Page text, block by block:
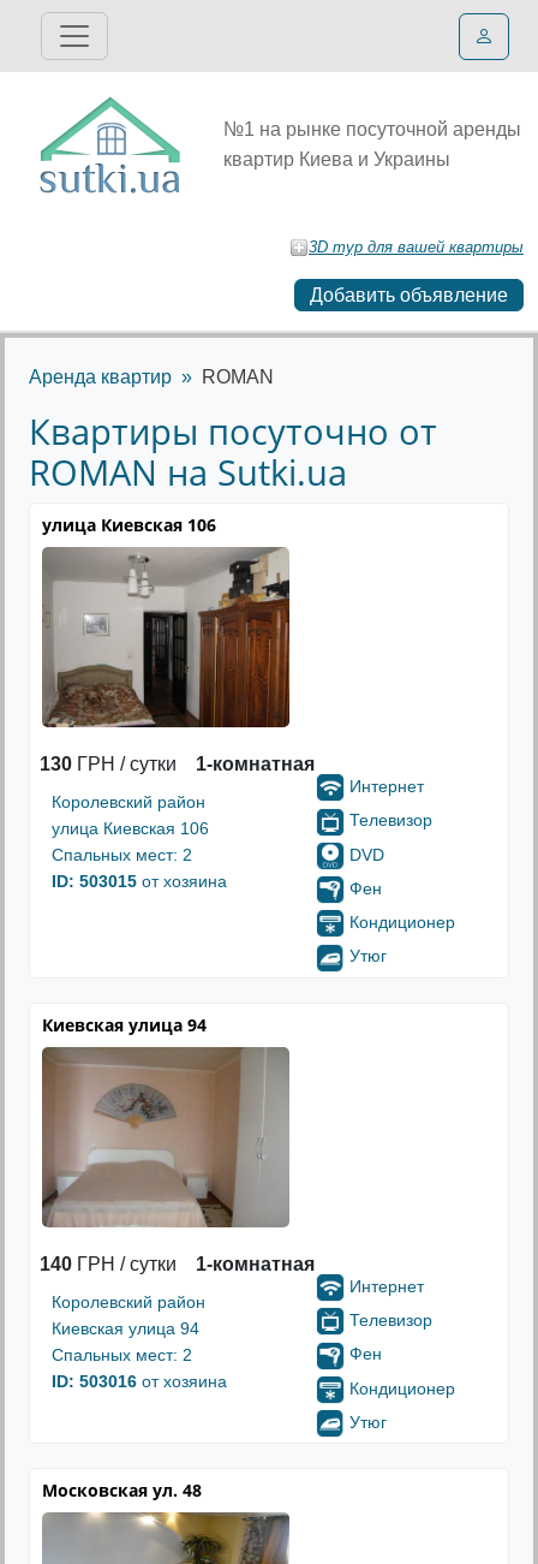
№1 на рынке посуточной аренды
квартир Киева и Украины
3D тур для вашей квартиры
Добавить объявление
Аренда квартир ROMAN
Квартиры посуточно от
ROMAN на Sutki.ua
улица Киевская 106
130 ГРН / сутки 1-комнатная
Королевский район
улица Киевская 106
Спальных мест: 2
ID: 503015 от хозяина
Интернет
Телевизор
DVD
Фен
Кондиционер
Утюг
Киевская улица 94
140 ГРН / сутки 1-комнатная
Королевский район
Киевская улица 94
Спальных мест: 2
ID: 503016 от хозяина
Интернет
Телевизор
Фен
Кондиционер
Утюг
Московская ул. 48